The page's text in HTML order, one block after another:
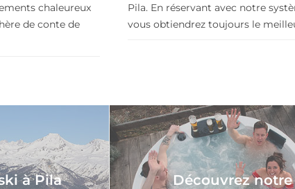
chaleureux
de conte de
Pila. En réservant avec notre
vous obtiendrez toujours le
à Pila Découvrez notre